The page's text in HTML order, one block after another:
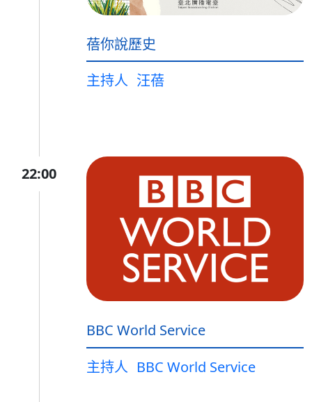
蓓你說歷史
主持人 汪蓓
22:00
BBC World Service
主持人 BBC World Service